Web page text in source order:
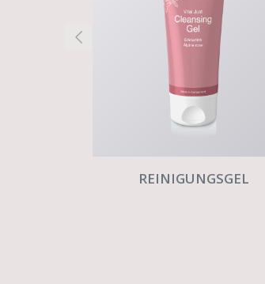
REINIGUNGSGEL